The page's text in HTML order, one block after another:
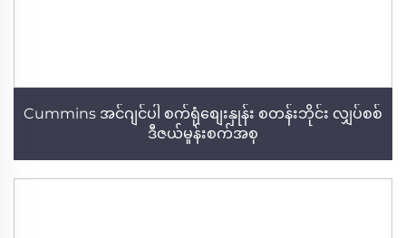
Cummins အင်ဂျင်ပါ စက်ရုံစျေးနှုန်း စတန်းဘိုင်း လျှပ်စစ်
ဒီဇယ်မှုန်းစက်အစု